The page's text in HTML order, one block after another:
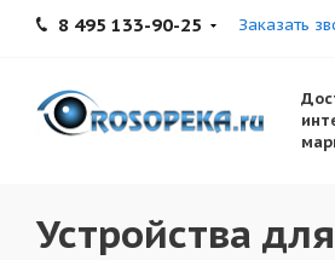
8 495 133-90-25 Заказать
Устройства